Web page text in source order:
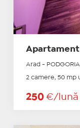
Apartament
Arad - PODGORIA
2 camere, 50 mp
250 €/lună